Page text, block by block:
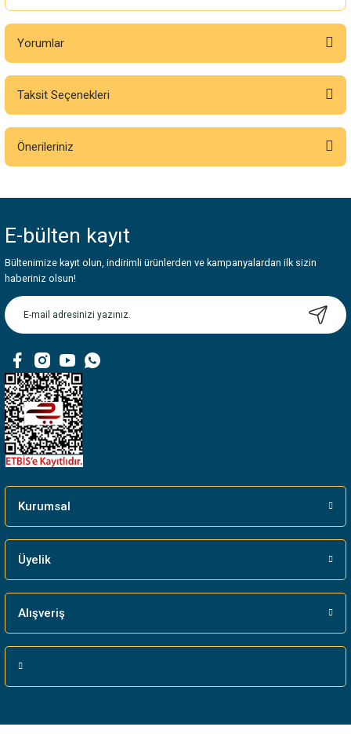
Yorumlar
Taksit Seçenekleri
Önerileriniz
Görüş ve önerileriniz için teşekkür ederiz.
Ürün resmi kalitesiz, bozuk veya görüntülenemiyor.
Ürün açıklamasında eksik bilgiler bulunuyor.
Ürün bilgilerinde hatalar bulunuyor.
Bu ürüne benzer farklı alternatifler olmalı.
E-bülten kayıt
Bültenimize kayıt olun, indirimli ürünlerden ve kampanyalardan ilk sizin
haberiniz olsun!
Kurumsal
Üyelik
Alışveriş